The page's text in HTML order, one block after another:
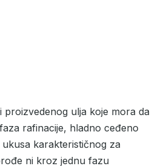
proizvedenog ulja koje mora da
rafinacije, hladno ceđeno
karakterističnog za
ni kroz jednu fazu